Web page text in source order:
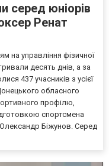
серед юніорів
Ренат
на управління фізичної
десять днів, а за
437 учасників з усієї
обласного
профілю,
спортсмена
Біжунов. Серед